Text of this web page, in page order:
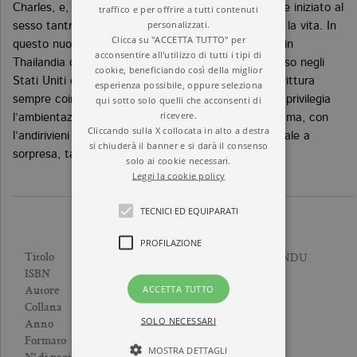
Charles, e, nei suoi viaggi a Kathmandu, verrà anche iniziato al
sesso tantrico: una vera scoperta, che gli cambierà la vita. In
questo nuovo episodio della serie gialla ambientata in
Thailandia che ha riscosso uno straordinario successo negli
Stati Uniti con oltre centomila copie vendute, la scrittura
sempre coinvolgente e ben ritmata di John Burdett privilegia
l’ambientazione e i personaggi, mentre la doppia trama, con
l’andirivieni da Bangkok a Kathmandu, riserva un finale a
sorpresa, tanto più efficace quanto più irreale.
Titolo IL PADRINO DI KATHMANDU
ISBN 9788833926650
Autore JOHN BURDETT
Collana VARIANTI
Anno 2015
Formato
traffico e per offrire a tutti contenuti
personalizzati.
Clicca su "ACCETTA TUTTO" per
acconsentire all'utilizzo di tutti i tipi di
cookie, beneficiando così della miglior
esperienza possibile, oppure seleziona
qui sotto solo quelli che acconsenti di
ricevere.
Cliccando sulla X collocata in alto a destra
si chiuderà il banner e si darà il consenso
solo ai cookie necessari.
Leggi la cookie policy
TECNICI ED EQUIPARATI
PROFILAZIONE
ACCETTA TUTTO
SOLO NECESSARI
MOSTRA DETTAGLI